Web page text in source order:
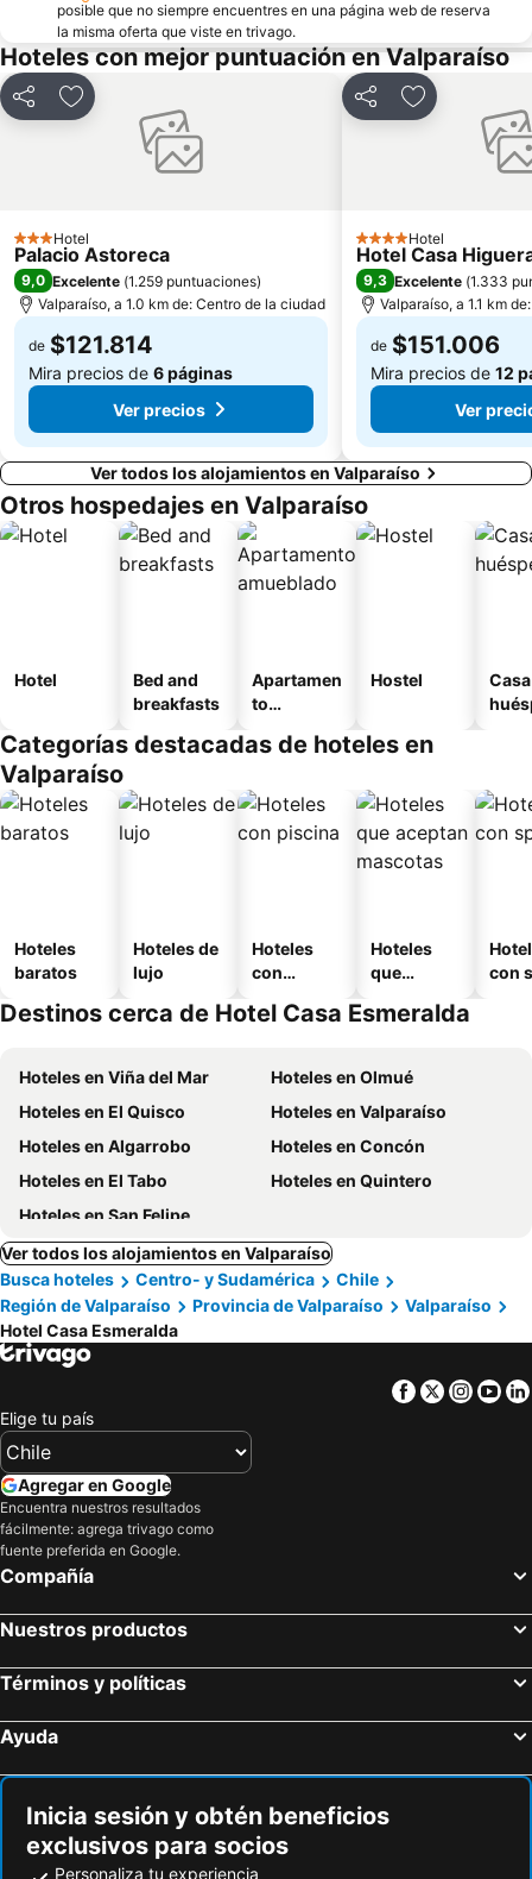
Laguna Sausalito
Casa Museo de Pablo Neruda
Las Salinas
Iglesia Santa Teresita
Plaza Libertador Bernardo OHiggins
Arco Británico
Parque Italia
Castillo Wulff
Islote Peñablanca
posible que no siempre encuentres en una página web de reserva
la misma oferta que viste en trivago.
Hoteles con mejor puntuación en Valparaíso
CompartirAgregar a favoritos
3 Estrellas
Hotel
Palacio Astoreca
9,0 Excelente (1.259 puntuaciones)
Valparaíso, a 1.0 km de: Centro de la ciudad
de $121.814
Mira precios de 6 páginas
Ver precios
CompartirAgregar a
4 Estrellas
Hotel
Hotel Casa
9,3 Excelente (1.333
Valparaíso, a 1.1 km
de $151.006
Mira precios de 12
Ver
Ver todos los alojamientos en Valparaíso
Otros hospedajes en Valparaíso
Hotel
Bed and
breakfasts
Apartamen
to
o
Hostel
Categorías destacadas de hoteles en
Valparaíso
Hoteles
baratos
Hoteles de
lujo
Hoteles
con
Hoteles
que
mascotas
con
Destinos cerca de Hotel Casa Esmeralda
Hoteles en Viña del Mar
Hoteles en Olmué
Hoteles en El Quisco
Hoteles en Valparaíso
Hoteles en Algarrobo
Hoteles en Concón
Hoteles en El Tabo
Hoteles en Quintero
Hoteles en San Felipe
Ver todos los alojamientos en Valparaíso
Busca hoteles
Centro- y Sudamérica
Chile
Región de Valparaíso
Provincia de Valparaíso
Valparaíso
Hotel Casa Esmeralda
Facebook
Twitter
Elige tu país
Agregar en Google
Encuentra nuestros resultados
fácilmente: agrega trivago como
fuente preferida en Google.
Compañía
Nuestros productos
Términos y políticas
Ayuda
Inicia sesión y obtén beneficios
exclusivos para socios
Personaliza tu experiencia